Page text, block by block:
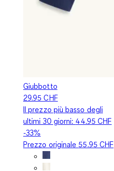
Giubbotto
29.95 CHF
Il prezzo più basso degli
ultimi 30 giorni: 44.95 CHF
-33%
Prezzo originale 55.95 CHF